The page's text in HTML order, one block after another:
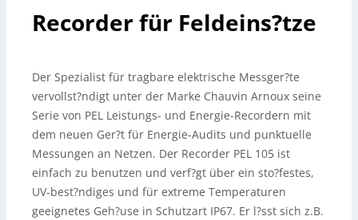
Recorder für Feldeins?tze
Der Spezialist für tragbare elektrische Messger?te
vervollst?ndigt unter der Marke Chauvin Arnoux seine
Serie von PEL Leistungs- und Energie-Recordern mit
dem neuen Ger?t für Energie-Audits und punktuelle
Messungen an Netzen. Der Recorder PEL 105 ist
einfach zu benutzen und verf?gt über ein sto?festes,
UV-best?ndiges und für extreme Temperaturen
geeignetes Geh?use in Schutzart IP67. Er l?sst sich z.B.